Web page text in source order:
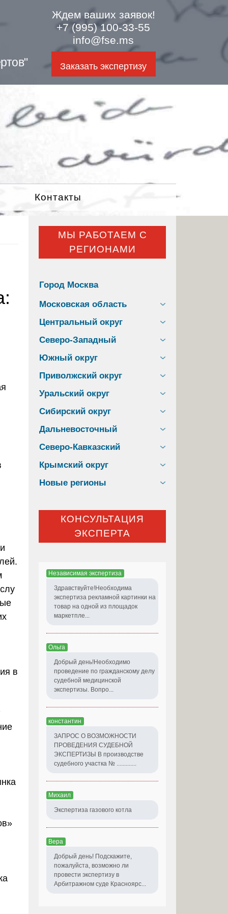
Ждем ваших заявок!
+7 (995) 100-33-55
info@fse.ms
Заказать экспертизу
Контакты
в
МЫ РАБОТАЕМ С
РЕГИОНАМИ
Город Москва
Московская область
Центральный округ
Северо-Западный
Южный округ
Приволжский округ
Уральский округ
Сибирский округ
Дальневосточный
Северо-Кавказский
Крымский округ
Новые регионы
КОНСУЛЬТАЦИЯ
ЭКСПЕРТА
Независимая экспертиза
Здравствуйте!Необходима
экспертиза рекламной картинки на
товар на одной из площадок
маркетпле...
Ольга
Добрый день!Необходимо
проведение по гражданскому делу
судебной медицинской
экспертизы. Вопро...
константин
ЗАПРОС О ВОЗМОЖНОСТИ
ПРОВЕДЕНИЯ СУДЕБНОЙ
ЭКСПЕРТИЗЫ В производстве
судебного участка № .............
Михаил
Экспертиза газового котла
Вера
Добрый день! Подскажите,
пожалуйста, возможно ли
провести экспертизу в
Арбитражном суде Красноярс...